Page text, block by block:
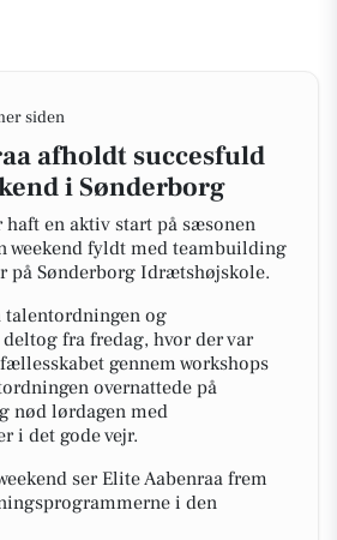
siden
afholdt succesfuld
i Sønderborg
haft en aktiv start på sæsonen
weekend fyldt med teambuilding
på Sønderborg Idrætshøjskole.
talentordningen og
fra fredag, hvor der var
gennem workshops
overnattede på
nød lørdagen med
i det gode vejr.
ser Elite Aabenraa frem
i den